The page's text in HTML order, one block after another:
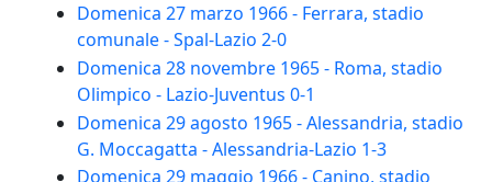
Domenica 27 marzo 1966 - Ferrara, stadio
comunale - Spal-Lazio 2-0
Domenica 28 novembre 1965 - Roma, stadio
Olimpico - Lazio-Juventus 0-1
Domenica 29 agosto 1965 - Alessandria, stadio
G. Moccagatta - Alessandria-Lazio 1-3
Domenica 29 maggio 1966 - Canino, stadio